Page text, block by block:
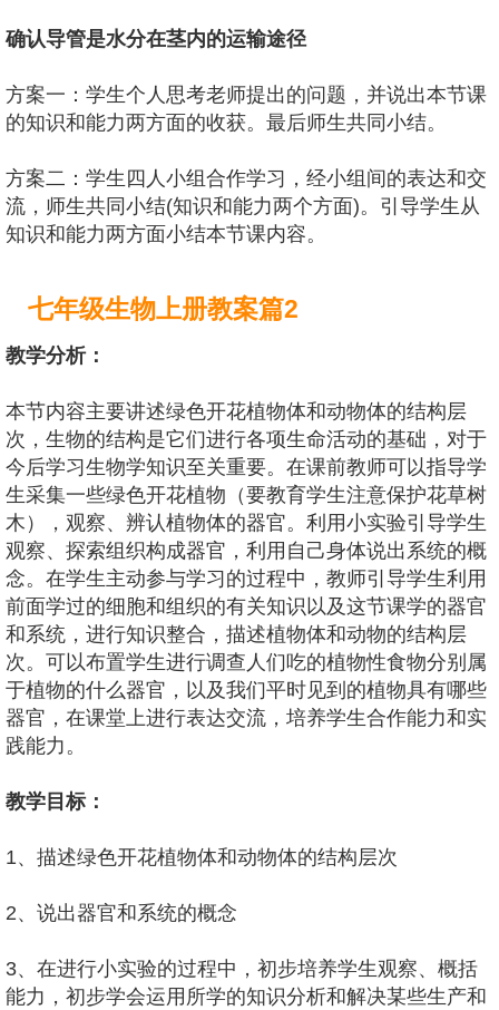
确认导管是水分在茎内的运输途径
方案一：学生个人思考老师提出的问题，并说出本节课
的知识和能力两方面的收获。最后师生共同小结。
方案二：学生四人小组合作学习，经小组间的表达和交
流，师生共同小结(知识和能力两个方面)。引导学生从
知识和能力两方面小结本节课内容。
七年级生物上册教案篇2
教学分析：
本节内容主要讲述绿色开花植物体和动物体的结构层
次，生物的结构是它们进行各项生命活动的基础，对于
今后学习生物学知识至关重要。在课前教师可以指导学
生采集一些绿色开花植物（要教育学生注意保护花草树
木），观察、辨认植物体的器官。利用小实验引导学生
观察、探索组织构成器官，利用自己身体说出系统的概
念。在学生主动参与学习的过程中，教师引导学生利用
前面学过的细胞和组织的有关知识以及这节课学的器官
和系统，进行知识整合，描述植物体和动物的结构层
次。可以布置学生进行调查人们吃的植物性食物分别属
于植物的什么器官，以及我们平时见到的植物具有哪些
器官，在课堂上进行表达交流，培养学生合作能力和实
践能力。
教学目标：
1、描述绿色开花植物体和动物体的结构层次
2、说出器官和系统的概念
3、在进行小实验的过程中，初步培养学生观察、概括
能力，初步学会运用所学的知识分析和解决某些生产和